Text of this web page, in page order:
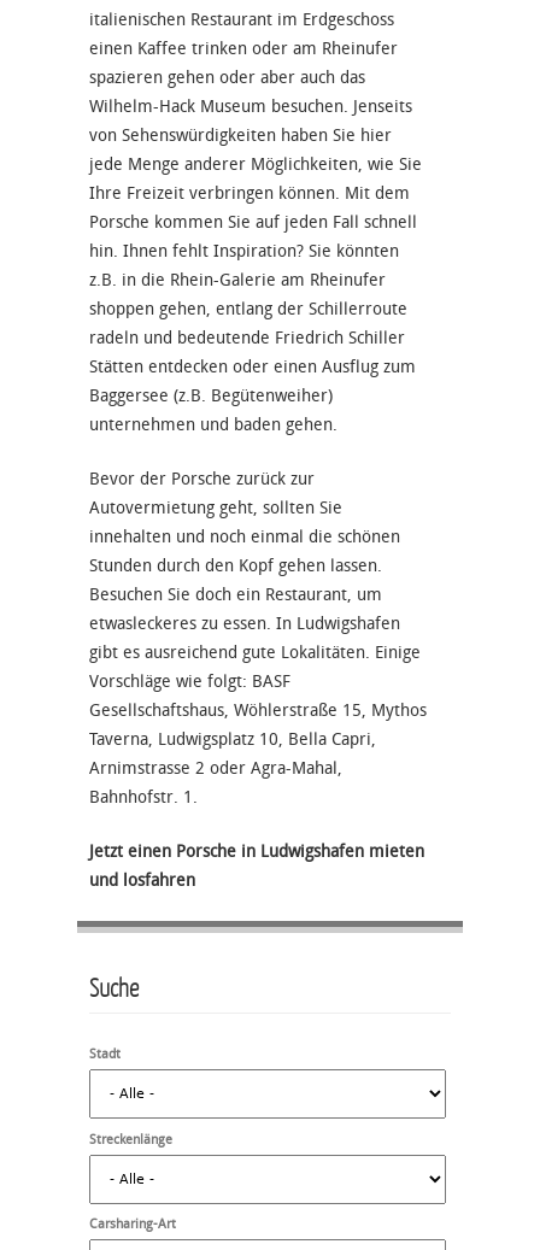
italienischen Restaurant im Erdgeschoss
einen Kaffee trinken oder am Rheinufer
spazieren gehen oder aber auch das
Wilhelm-Hack Museum besuchen. Jenseits
von Sehenswürdigkeiten haben Sie hier
jede Menge anderer Möglichkeiten, wie Sie
Ihre Freizeit verbringen können. Mit dem
Porsche kommen Sie auf jeden Fall schnell
hin. Ihnen fehlt Inspiration? Sie könnten
z.B. in die Rhein-Galerie am Rheinufer
shoppen gehen, entlang der Schillerroute
radeln und bedeutende Friedrich Schiller
Stätten entdecken oder einen Ausflug zum
Baggersee (z.B. Begütenweiher)
unternehmen und baden gehen.
Bevor der Porsche zurück zur
Autovermietung geht, sollten Sie
innehalten und noch einmal die schönen
Stunden durch den Kopf gehen lassen.
Besuchen Sie doch ein Restaurant, um
etwasleckeres zu essen. In Ludwigshafen
gibt es ausreichend gute Lokalitäten. Einige
Vorschläge wie folgt: BASF
Gesellschaftshaus, Wöhlerstraße 15, Mythos
Taverna, Ludwigsplatz 10, Bella Capri,
Arnimstrasse 2 oder Agra-Mahal,
Bahnhofstr. 1.
Jetzt einen Porsche in Ludwigshafen mieten
und losfahren
Suche
Stadt
Streckenlänge
Carsharing-Art